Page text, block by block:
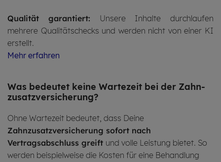
Qualität garantiert: Unsere Inhalte durchlaufen
mehrere Qualitätschecks und werden nicht von einer KI
erstellt.
Mehr erfahren
Was be­deu­tet keine War­te­zeit bei der Zahn­
zu­satz­ver­si­che­rung?
Ohne Wartezeit bedeutet, dass Deine
Zahnzusatzversicherung sofort nach
Vertragsabschluss greift und volle Leistung bietet. So
werden beispielweise die Kosten für eine Behandlung